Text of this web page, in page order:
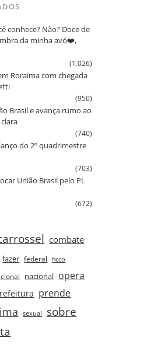
conhece? Não? Doce de
da minha avó❤️,
(1.026)
Roraima com chegada
(950)
Brasil e avança rumo ao
(740)
do 2º quadrimestre
(703)
União Brasil pelo PL
(672)
combate
fazer federal ficco
nacional opera
prende
sexual sobre